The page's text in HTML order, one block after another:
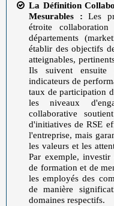
La Définition
Mesurables : Les
étroite
départements
établir des objectifs
atteignables,
Ils suivent ensuite
indicateurs de
taux de participation
les niveaux
collaborative
d'initiatives de RSE
l'entreprise, mais
les valeurs et les
Par exemple, investir
de formation et de
les employés des
de manière
domaines respectifs.